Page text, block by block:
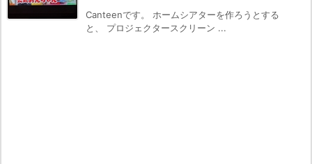
Canteenです。 ホームシアターを作ろうとする
と、 プロジェクタースクリーン ...